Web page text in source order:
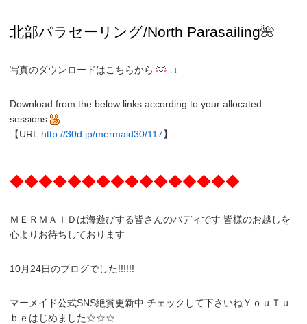
北部パラセーリング/North Parasailing🌺
写真のダウンロードはこちらから ↓↓
Download from the below links according to your allocated
sessions
【URL:http://30d.jp/mermaid30/117】
◆◆◆◆◆◆◆◆◆◆◆◆◆◆◆◆
ＭＥＲＭＡＩＤは海遊びする皆さんのバディです 皆様のお越しを
心よりお待ちしております
10月24日のブログでした!!!!!!
マーメイド公式SNS絶賛更新中 チェックして下さいねＹｏｕＴｕ
ｂｅはじめました☆☆☆